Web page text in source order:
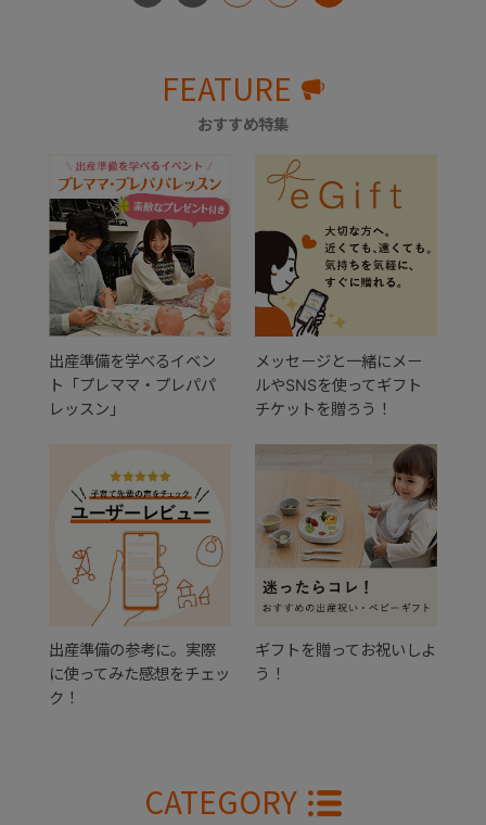
FEATURE
おすすめ特集
出産準備を学べるイベン
ト「プレママ・プレパパ
レッスン」
メッセージと一緒にメー
ルやSNSを使ってギフト
チケットを贈ろう！
出産準備の参考に。実際
に使ってみた感想をチェッ
ク！
ギフトを贈ってお祝いしよ
う！
CATEGORY